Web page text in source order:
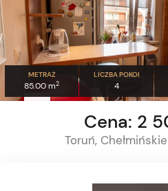
METRAŻ
85.00 m2
LICZBA POKOI
4
Cena: 2
Toruń,